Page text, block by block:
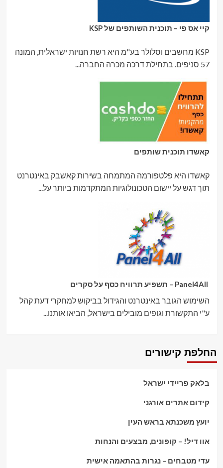
קיי אס פי – תוכנית השותפים של KSP
KSP מחשבים וסלולר בע"מ היא רשת חנויות ישראלית, המונה
57 סניפים. בתחילת דרכה מכרה החברה...
קאשדו תוכנית שותפים
קאשדו היא פלטפורמה המתמחה בשירות קאשבק באינטרנט
תוך דגש על יישום הטכונולוגיות המתקדמות ביותר על...
השימוש הגובר באינטרנט והגידול בביקוש למחקרי דעת קהל
ע"י התקשורת וגופים מובילים בישראל, הביאו אותנו...
החלפת קישורים
בלאק פריידי ישראל
קידום אתרים אורגני
יועץ משכנתא בראש העין
אוו דיל! – קופונים, מבצעים והנחות
עדי מטבחים – נגרות בהתאמה אישית